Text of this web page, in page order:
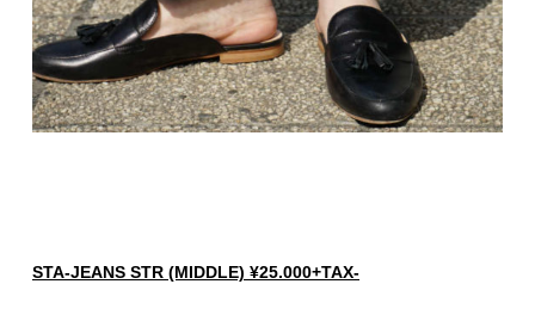
STA-JEANS STR (MIDDLE) ¥25.000+TAX-